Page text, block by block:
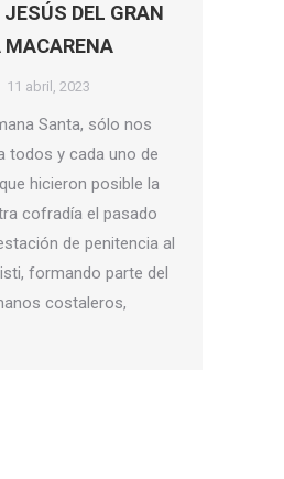
DEL GRAN
MACARENA
11 abril, 2023
Santa, sólo nos
todos y cada uno de
hicieron posible la
cofradía el pasado
de penitencia al
formando parte del
costaleros,